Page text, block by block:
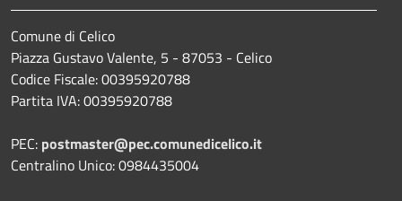
Comune di Celico
Piazza Gustavo Valente, 5 - 87053 - Celico
Codice Fiscale: 00395920788
Partita IVA: 00395920788
PEC: postmaster@pec.comunedicelico.it
Centralino Unico: 0984435004